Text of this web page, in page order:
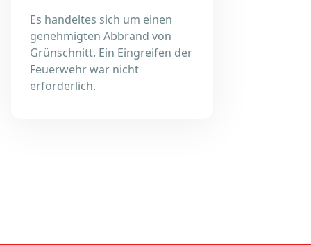
Es handeltes sich um einen
genehmigten Abbrand von
Grünschnitt. Ein Eingreifen der
Feuerwehr war nicht
erforderlich.